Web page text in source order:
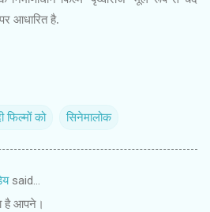
पर आधारित है.
फिल्मों को सिनेमालोक
said…
है आपने।